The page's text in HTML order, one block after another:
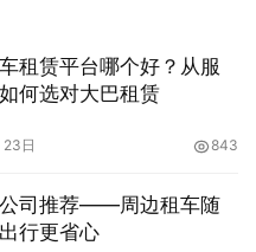
租赁平台哪个好？从服
何选对大巴租赁
23日 843
司推荐——周边租车随
行更省心